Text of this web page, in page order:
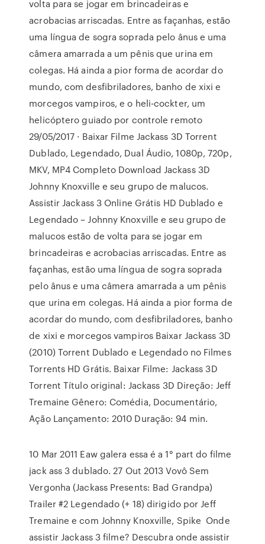
volta para se jogar em brincadeiras e
acrobacias arriscadas. Entre as façanhas, estão
uma língua de sogra soprada pelo ânus e uma
câmera amarrada a um pênis que urina em
colegas. Há ainda a pior forma de acordar do
mundo, com desfibriladores, banho de xixi e
morcegos vampiros, e o heli-cockter, um
helicóptero guiado por controle remoto
29/05/2017 · Baixar Filme Jackass 3D Torrent
Dublado, Legendado, Dual Áudio, 1080p, 720p,
MKV, MP4 Completo Download Jackass 3D
Johnny Knoxville e seu grupo de malucos.
Assistir Jackass 3 Online Grátis HD Dublado e
Legendado – Johnny Knoxville e seu grupo de
malucos estão de volta para se jogar em
brincadeiras e acrobacias arriscadas. Entre as
façanhas, estão uma língua de sogra soprada
pelo ânus e uma câmera amarrada a um pênis
que urina em colegas. Há ainda a pior forma de
acordar do mundo, com desfibriladores, banho
de xixi e morcegos vampiros Baixar Jackass 3D
(2010) Torrent Dublado e Legendado no Filmes
Torrents HD Grátis. Baixar Filme: Jackass 3D
Torrent Título original: Jackass 3D Direção: Jeff
Tremaine Gênero: Comédia, Documentário,
Ação Lançamento: 2010 Duração: 94 min.
10 Mar 2011 Eaw galera essa é a 1° part do filme
jack ass 3 dublado. 27 Out 2013 Vovô Sem
Vergonha (Jackass Presents: Bad Grandpa)
Trailer #2 Legendado (+ 18) dirigido por Jeff
Tremaine e com Johnny Knoxville, Spike Onde
assistir Jackass 3 filme? Descubra onde assistir